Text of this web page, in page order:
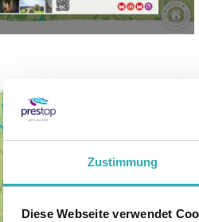
Zustimmung
Diese Webseite verwendet